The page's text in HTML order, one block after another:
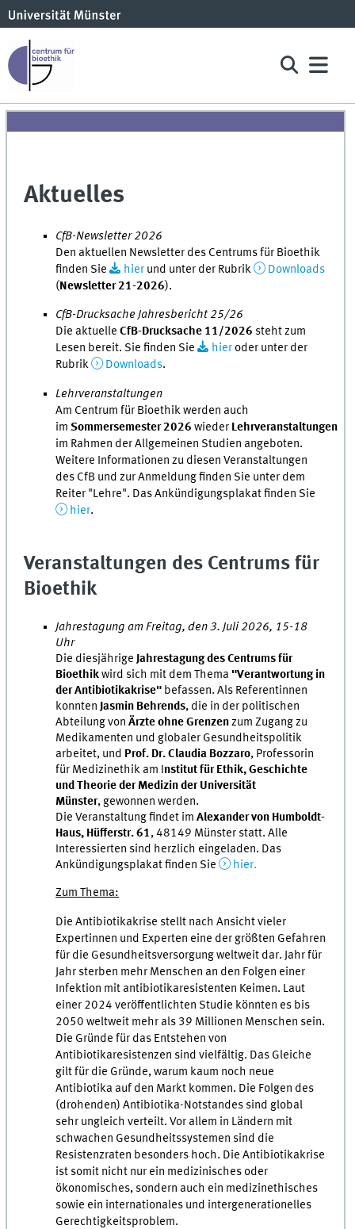
Aktuelles
CfB-Newsletter 2026
Den aktuellen Newsletter des Centrums für Bioethik
finden Sie
hier und unter der Rubrik
Downloads
( Newsletter 21-2026).
CfB-Drucksache Jahresbericht 25/26
Die aktuelleCfB-Drucksache 11/2026 steht zum
Lesen bereit. Sie finden Sie
hier oder unter der
Rubrik
Downloads.
Lehrveranstaltungen
Am Centrum für Bioethik werden auch
im Sommersemester 2026wieder Lehrveranstaltungen
im Rahmen der Allgemeinen Studien angeboten.
Weitere Informationen zu diesen Veranstaltungen
des CfB und zur Anmeldung finden Sie unter dem
Reiter "Lehre". Das Ankündigungsplakat finden Sie
hier.
Veranstaltungen des Centrums für
Bioethik
Jahrestagung am Freitag, den 3. Juli 2026, 15-18
Uhr
Die diesjährige Jahrestagung des Centrums für
Bioethikwird sich mit dem Thema "Verantwortung in
der Antibiotikakrise" befassen. Als Referentinnen
konnten Jasmin Behrends, die in der politischen
Abteilung vonÄrzte ohne Grenzenzum Zugang zu
Medikamenten und globaler Gesundheitspolitik
arbeitet, und Prof. Dr. Claudia Bozzaro, Professorin
für Medizinethik am I nstitut für Ethik, Geschichte
und Theorie der Medizin der Universität
Münster, gewonnen werden.
Die Veranstaltung findet imAlexander von Humboldt-
Haus, Hüfferstr. 61, 48149 Münster statt. Alle
Interessierten sind herzlich eingeladen. Das
Ankündigungsplakat finden Sie
hier.
Zum Thema:
Die Antibiotikakrise stellt nach Ansicht vieler
Expertinnen und Experten eine der größten Gefahren
für die Gesundheitsversorgung weltweit dar. Jahr für
Jahr sterben mehr Menschen an den Folgen einer
Infektion mit antibiotikaresistenten Keimen. Laut
einer 2024 veröffentlichten Studie könnten es bis
2050 weltweit mehr als 39 Millionen Menschen sein.
Die Gründe für das Entstehen von
Antibiotikaresistenzen sind vielfältig. Das Gleiche
gilt für die Gründe, warum kaum noch neue
Antibiotika auf den Markt kommen. Die Folgen des
(drohenden) Antibiotika-Notstandes sind global
sehr ungleich verteilt. Vor allem in Ländern mit
schwachen Gesundheitssystemen sind die
Resistenzraten besonders hoch. Die Antibiotikakrise
ist somit nicht nur ein medizinisches oder
ökonomisches, sondern auch ein medizinethisches
sowie ein internationales und intergenerationelles
Gerechtigkeitsproblem.